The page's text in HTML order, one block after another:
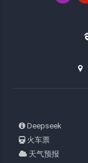
Deepseek
火车票
天气预报